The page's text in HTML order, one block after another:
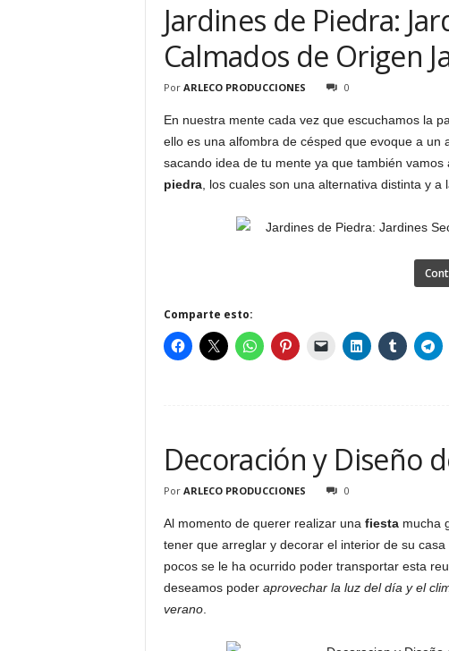
Jardines de Piedra:
Calmados de Origen
Por ARLECO PRODUCCIONES 0
En nuestra mente cada vez que escuchamos la
ello es una alfombra de césped que evoque a
sacando idea de tu mente ya que también
piedra, los cuales son una alternativa distinta y a
Comparte esto:
Decoración y Diseño
Por ARLECO PRODUCCIONES 0
Al momento de querer realizar una fiestamucha
tener que arreglar y decorar el interior de su
pocos se le ha ocurrido poder transportar esta
deseamos poder aprovechar la luz del día y el
verano.